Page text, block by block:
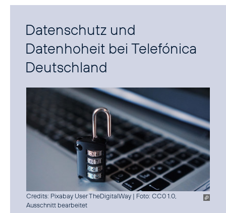
Datenschutz und
Datenhoheit bei Telefónica
Deutschland
Credits: Pixabay User TheDigitalWay | Foto: CC0 1.0,
Ausschnitt bearbeitet